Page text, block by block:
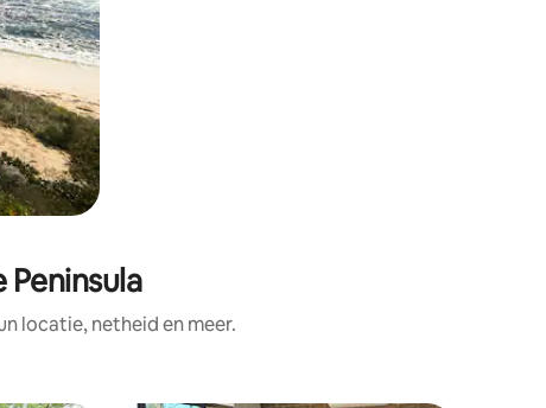
locatie, netheid en meer.